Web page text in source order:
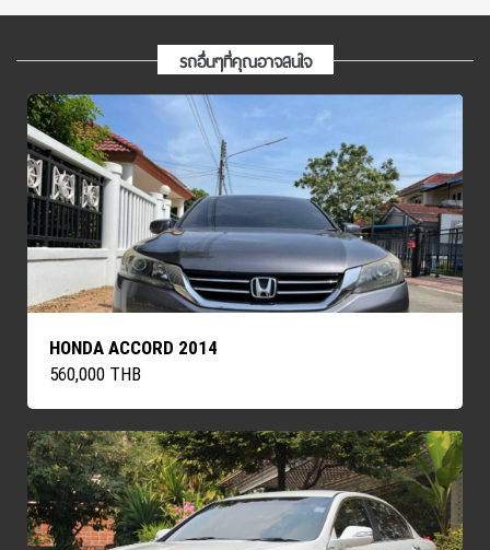
รถอื่นๆที่คุณอาจสนใจ
HONDA ACCORD 2014
560,000 THB